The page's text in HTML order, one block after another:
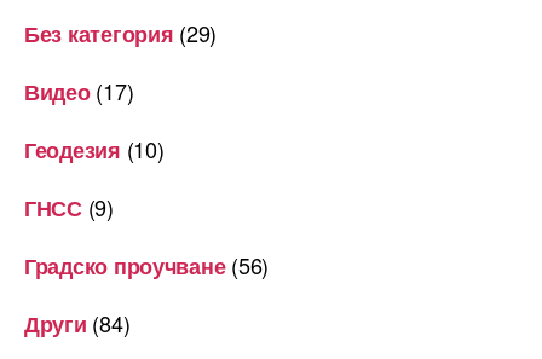
Без категория (29)
Видео(17)
Геодезия (10)
ГНСС(9)
Градско проучване(56)
Други (84)